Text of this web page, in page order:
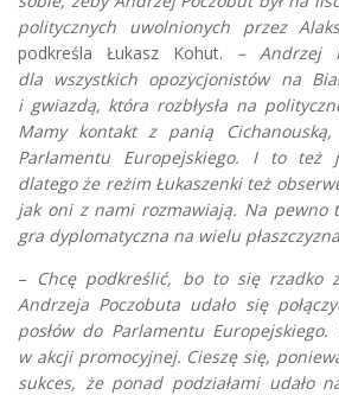
politycznych uwolnionych przez
podkreśla Łukasz Kohut. – Andrzej
dla wszystkich opozycjonistów na
i gwiazdą, która rozbłysła na
Mamy kontakt z panią
Parlamentu Europejskiego. I to też
dlatego że reżim Łukaszenki też
jak oni z nami rozmawiają. Na pewno
gra dyplomatyczna na wielu
– Chcę podkreślić, bo to się rzadko
Andrzeja Poczobuta udało się
posłów do Parlamentu
w akcji promocyjnej. Cieszę się,
sukces, że ponad podziałami udało